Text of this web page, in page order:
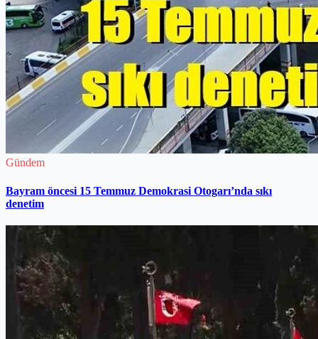
Gündem
Bayram öncesi 15 Temmuz Demokrasi Otogarı’nda sıkı
denetim